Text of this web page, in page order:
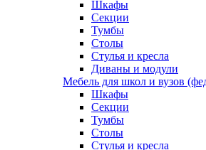
Шкафы
Секции
Тумбы
Столы
Стулья и кресла
Диваны и модули
Мебель для школ и вузов
Шкафы
Секции
Тумбы
Столы
Стулья и кресла